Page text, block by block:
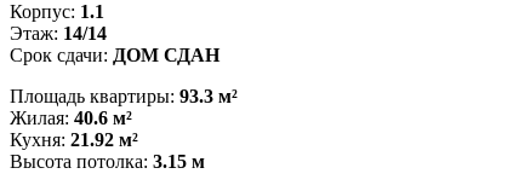
Корпус: 1.1
Этаж: 14/14
Срок сдачи: ДОМ СДАН
Площадь квартиры: 93.3 м²
Жилая: 40.6 м²
Кухня: 21.92 м²
Высота потолка: 3.15 м